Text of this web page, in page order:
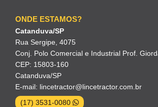
ONDE ESTAMOS?
Catanduva/SP
Rua Sergipe, 4075
Conj. Polo Comercial e Industrial Prof.
CEP: 15803-160
Catanduva/SP
E-mail: lincetractor@lincetractor.com.br
(17) 3531-0080